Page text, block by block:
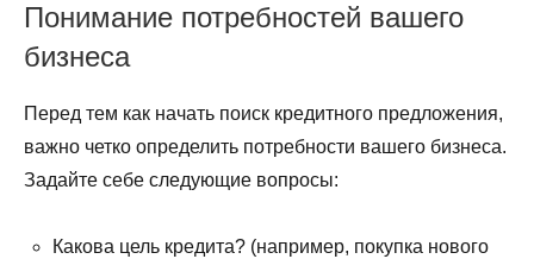
Понимание потребностей вашего
бизнеса
Перед тем как начать поиск кредитного предложения,
важно четко определить потребности вашего бизнеса.
Задайте себе следующие вопросы:
Какова цель кредита? (например, покупка нового